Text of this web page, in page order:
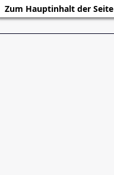
Zum Hauptinhalt der Seite